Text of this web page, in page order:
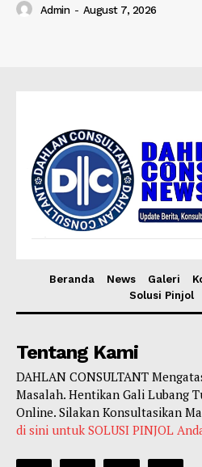
Admin - August 7, 2026
Beranda News Galeri
Solusi Pinjol
Tentang Kami
DAHLAN CONSULTANT
Masalah. Hentikan Gali Lubang
Online. Silakan Konsultasikan
di sini untuk SOLUSI PINJOL